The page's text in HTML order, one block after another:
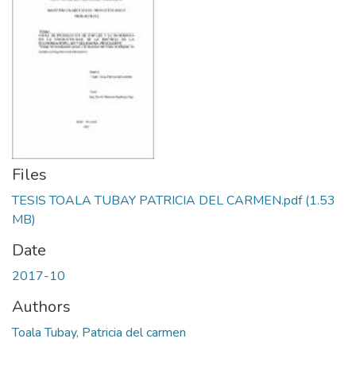
Files
TESIS TOALA TUBAY PATRICIA DEL CARMEN.pdf(1.53
MB)
Date
2017-10
Authors
Toala Tubay, Patricia del carmen